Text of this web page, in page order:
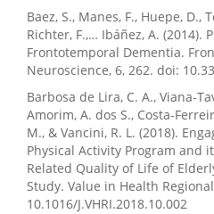
Baez, S., Manes, F., Huepe, D.,
Richter, F.,… Ibáñez, A. (2014).
Frontotemporal Dementia.
Neuroscience, 6, 262. doi:
Barbosa de Lira, C. A., Viana-
Amorim, A. dos S., Costa-
M., & Vancini, R. L. (2018).
Physical Activity Program and
Related Quality of Life of
Study. Value in Health
10.1016/J.VHRI.2018.10.002